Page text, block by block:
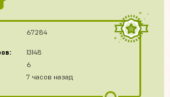
67284
13148
6
7 часов назад